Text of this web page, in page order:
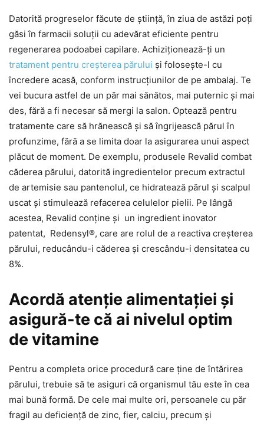
Datorită progreselor făcute de știință, în ziua de astăzi poți
găsi în farmacii soluții cu adevărat eficiente pentru
regenerarea podoabei capilare. Achiziționează-ți un
tratament pentru creșterea părului și folosește-l cu
încredere acasă, conform instrucțiunilor de pe ambalaj. Te
vei bucura astfel de un păr mai sănătos, mai puternic și mai
des, fără a fi necesar să mergi la salon. Optează pentru
tratamente care să hrănească și să îngrijească părul în
profunzime, fără a se limita doar la asigurarea unui aspect
plăcut de moment. De exemplu, produsele Revalid combat
căderea părului, datorită ingredientelor precum extractul
de artemisie sau pantenolul, ce hidratează părul și scalpul
uscat și stimulează refacerea celulelor pielii. Pe lângă
acestea, Revalid conține și un ingredient inovator
patentat, Redensyl®, care are rolul de a reactiva creșterea
părului, reducându-i căderea și crescându-i densitatea cu
8%.
Acordă atenție alimentației și
asigură-te că ai nivelul optim
de vitamine
Pentru a completa orice procedură care ține de întărirea
părului, trebuie să te asiguri că organismul tău este în cea
mai bună formă. De cele mai multe ori, persoanele cu păr
fragil au deficiență de zinc, fier, calciu, precum și